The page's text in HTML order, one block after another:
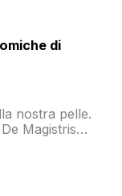
di
nostra pelle.
Magistris
su
che Napoli